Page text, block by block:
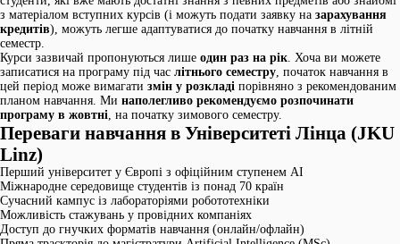
з матеріалом вступних курсів (і можуть подати заявку на зарахування
кредитів), можуть легше адаптуватися до початку навчання в літній
семестр.
Курси зазвичай пропонуються лише один раз на рік. Хоча ви можете
записатися на програму під час літнього семестру, початок навчання в
цей період може вимагати змін у розкладі порівняно з рекомендованим
планом навчання. Ми наполегливо рекомендуємо розпочинати
програму в жовтні, на початку зимового семестру.
Переваги навчання в Університеті Лінца (JKU
Linz)
Перший університет у Європі з офіційним ступенем AI
Міжнародне середовище студентів із понад 70 країн
Сучасний кампус із лабораторіями робототехніки
Можливість стажувань у провідних компаніях
Доступ до гнучких форматів навчання (онлайн/офлайн)